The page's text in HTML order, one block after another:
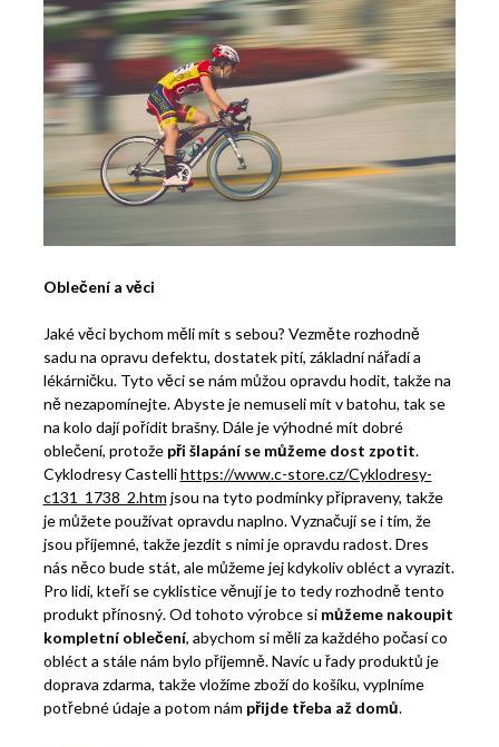
Oblečení a věci
Jaké věci bychom měli mít s sebou? Vezměte rozhodně
sadu na opravu defektu, dostatek pití, základní nářadí a
lékárničku. Tyto věci se nám můžou opravdu hodit, takže na
ně nezapomínejte. Abyste je nemuseli mít v batohu, tak se
na kolo dají pořídit brašny. Dále je výhodné mít dobré
oblečení, protože při šlapání se můžeme dost zpotit.
Cyklodresy Castellihttps://www.c-store.cz/Cyklodresy-
c131_1738_2.htm jsou na tyto podmínky připraveny, takže
je můžete používat opravdu naplno. Vyznačují se i tím, že
jsou příjemné, takže jezdit s nimi je opravdu radost. Dres
nás něco bude stát, ale můžeme jej kdykoliv obléct a vyrazit.
Pro lidi, kteří se cyklistice věnují je to tedy rozhodně tento
produkt přínosný.Od tohoto výrobce si můžeme nakoupit
kompletní oblečení, abychom si měli za každého počasí co
obléct a stále nám bylo příjemně. Navíc u řady produktů je
doprava zdarma, takže vložíme zboží do košíku, vyplníme
potřebné údaje a potom nám přijde třeba až domů.